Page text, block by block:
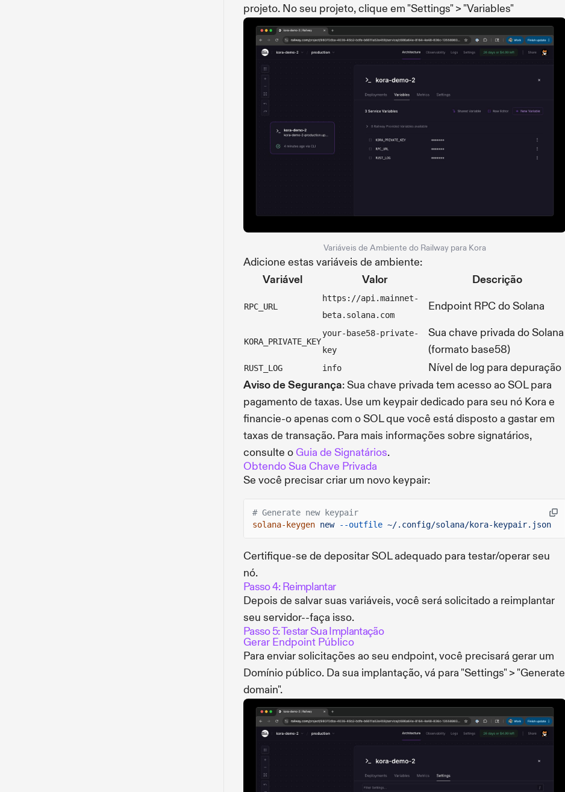
projeto. No seu projeto, clique em "Settings" > "Variables"
Variáveis de Ambiente do Railway para Kora
Adicione estas variáveis de ambiente:
Variável
Valor Descrição
RPC_URL
https://api.mainnet-
beta.solana.com
Endpoint RPC do Solana
KORA_PRIVATE_KEY
your-base58-private-
key
Sua chave privada do Solana
(formato base58)
RUST_LOG info
Nível de log para depuração
Aviso de Segurança: Sua chave privada tem acesso ao SOL para
pagamento de taxas. Use um keypair dedicado para seu nó Kora e
financie-o apenas com o SOL que você está disposto a gastar em
taxas de transação. Para mais informações sobre signatários,
consulte oGuia de Signatários.
Obtendo Sua Chave Privada
Se você precisar criar um novo keypair:
# Generate new keypair
solana-keygen new --outfile ~/.config/solana/kora-keypair.json
Certifique-se de depositar SOL adequado para testar/operar seu
nó.
Passo 4: Reimplantar
Depois de salvar suas variáveis, você será solicitado a reimplantar
seu servidor--faça isso.
Passo 5: Testar Sua Implantação
Gerar Endpoint Público
Para enviar solicitações ao seu endpoint, você precisará gerar um
Domínio público. Da sua implantação, vá para "Settings" > "Generate
domain".